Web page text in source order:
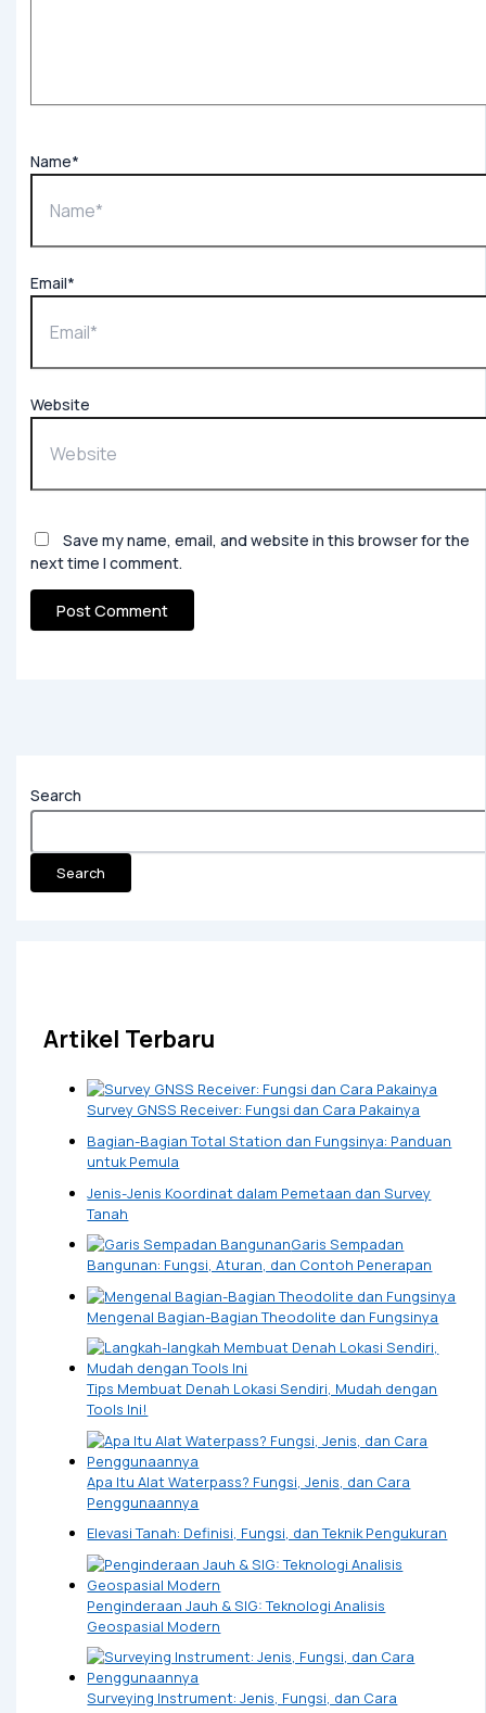
Search
Search
Artikel Terbaru
Survey GNSS Receiver: Fungsi dan Cara Pakainya
Bagian-Bagian Total Station dan Fungsinya: Panduan
untuk Pemula
Jenis-Jenis Koordinat dalam Pemetaan dan Survey
Tanah
Garis Sempadan
Bangunan: Fungsi, Aturan, dan Contoh Penerapan
Mengenal Bagian-Bagian Theodolite dan Fungsinya
Tips Membuat Denah Lokasi Sendiri, Mudah dengan
Tools Ini!
Apa Itu Alat Waterpass? Fungsi, Jenis, dan Cara
Penggunaannya
Elevasi Tanah: Definisi, Fungsi, dan Teknik Pengukuran
Penginderaan Jauh & SIG: Teknologi Analisis
Geospasial Modern
Surveying Instrument: Jenis, Fungsi, dan Cara
Name*
Email*
Website
Save my name, email, and website in this browser for the
next time I comment.